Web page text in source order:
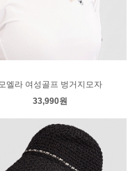
엘라 여성골프 벙거지모자
33,990원